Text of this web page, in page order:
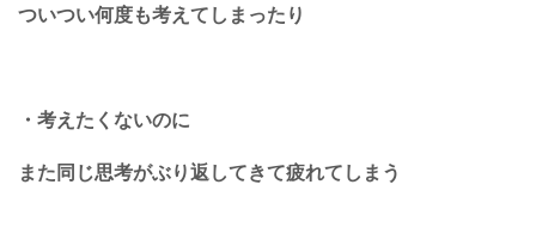
ついつい何度も考えてしまったり
・考えたくないのに
また同じ思考がぶり返してきて疲れてしまう